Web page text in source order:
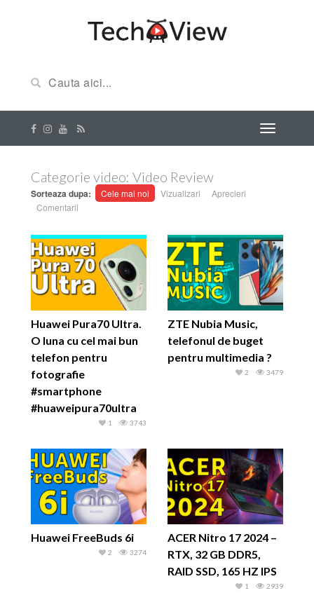
Categorie video: Video Review
Sorteaza dupa: Cele mai noi Vizualizari
Aprecieri
Comentarii
Huawei Pura70 Ultra.
O luna cu cel mai bun
telefon pentru
fotografie
#smartphone
#huaweipura70ultra
3743
1
ZTE Nubia Music,
telefonul de buget
pentru multimedia ?
3479
2
Huawei FreeBuds 6i
3274
2
ACER Nitro 17 2024 –
RTX, 32 GB DDR5,
RAID SSD, 165 HZ IPS
2939
1